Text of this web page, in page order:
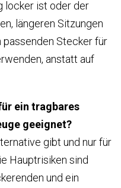
locker ist oder der
längeren Sitzungen
passenden Stecker für
anstatt auf
ein tragbares
geeignet?
gibt und nur für
Hauptrisiken sind
und ein